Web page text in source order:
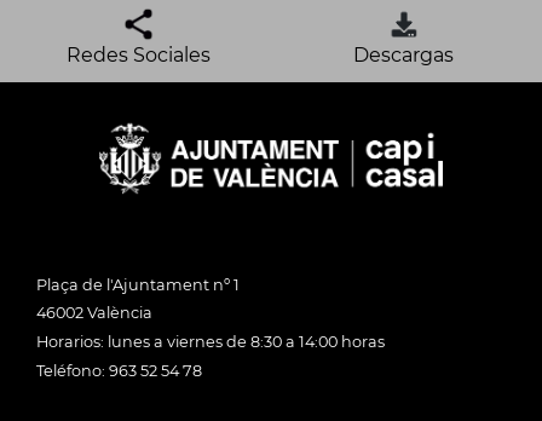
Redes Sociales Descargas
Plaça de l'Ajuntament nº 1
46002 València
Horarios: lunes a viernes de 8:30 a 14:00 horas
Teléfono: 963 52 54 78